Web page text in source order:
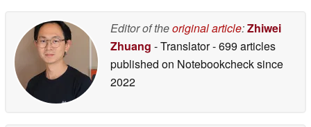
Editor of theoriginal article:Zhiwei
Zhuang - Translator- 699 articles
published on Notebookchecksince
2022